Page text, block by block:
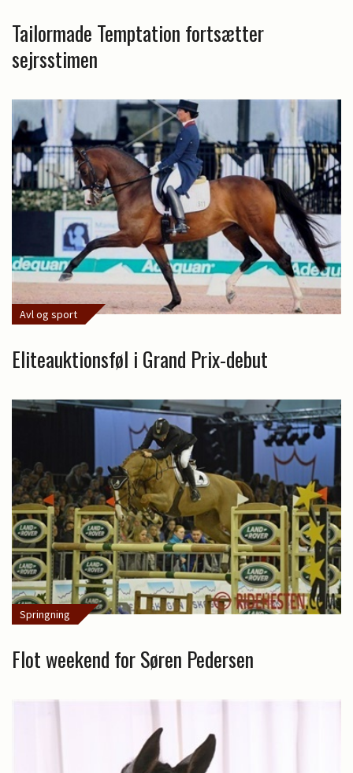
Tailormade Temptation fortsætter
sejrsstimen
Avl og sport
Eliteauktionsføl i Grand Prix-debut
Springning
Flot weekend for Søren Pedersen